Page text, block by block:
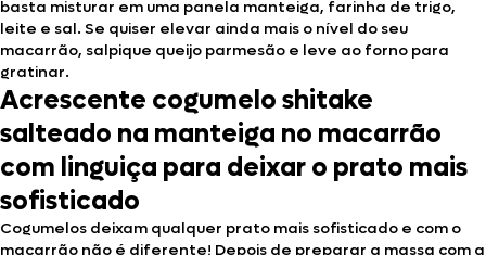
basta misturar em uma panela manteiga, farinha de trigo,
leite e sal. Se quiser elevar ainda mais o nível do seu
macarrão, salpique queijo parmesão e leve ao forno para
gratinar.
Acrescente cogumelo shitake
salteado na manteiga no macarrão
com linguiça para deixar o prato mais
sofisticado
Cogumelos deixam qualquer prato mais sofisticado e com o
macarrão não é diferente! Depois de preparar a massa com a